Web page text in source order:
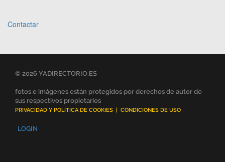
Contactar
© 2026 YADIRECTORIO.ES
fotos e imágenes están protegidos por derechos de autor de
sus respectivos propietarios
PRIVACIDAD Y POLÍTICA DE COOKIES CONDICIONES DE USO
LOGIN